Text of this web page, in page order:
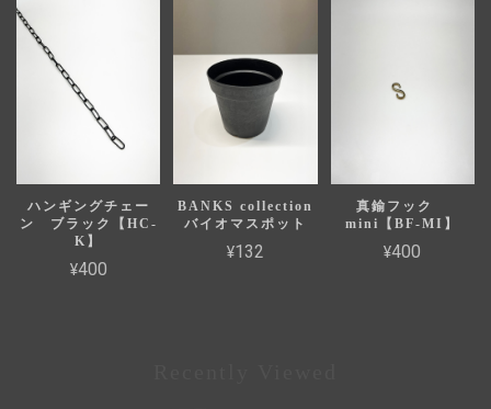
ハンギングチェー
ン ブラック【HC-
K】
¥400
BANKS collection
バイオマスポット
¥132
真鍮フック
mini【BF-MI】
¥400